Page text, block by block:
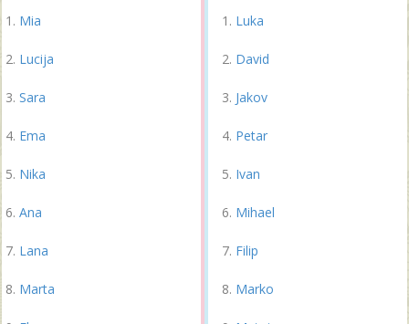
Mia
Lucija
Sara
Ema
Nika
Ana
Lana
Marta
Luka
David
Jakov
Petar
Ivan
Mihael
Filip
Marko